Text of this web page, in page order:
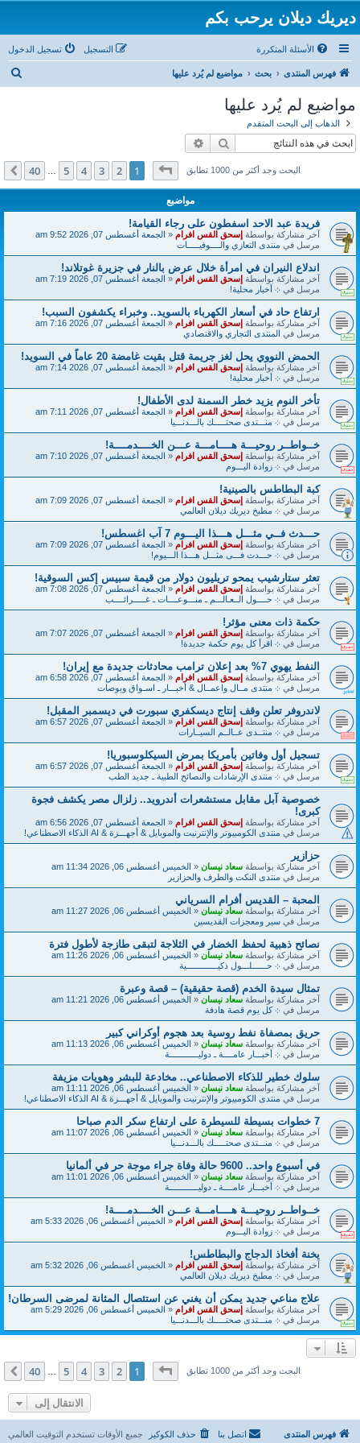
ديريك ديلان يرحب بكم
الأسئلة المتكررة تسجيل الدخول التسجيل
فهرس المنتدى بحث مواضيع لم يُرد عليها
ب
مواضيع لم يُرد عليها
الذهاب إلى البحث المتقدم
بحث
البحث وجد أكثر من 1000 تطابق صفحة1من40
1
2
3
4
5
40 التالي
مواضيع
فريدة عبد الاحد اسفطون على رجاء القيامة!
آخر مشاركة بواسطةإسحق القس افرام«الجمعة أغسطس 07, 2026 9:52 am
مرسل فيمنتدى التعازي والــــوفيـــــات
اندلاع النيران في امرأة خلال عرض بالنار في جزيرة غوتلاند!
آخر مشاركة بواسطةإسحق القس افرام«الجمعة أغسطس 07, 2026 7:19 am
مرسل في܀ أخبار محلية!
ارتفاع حاد في أسعار الكهرباء بالسويد.. وخبراء يكشفون السبب!
آخر مشاركة بواسطةإسحق القس افرام«الجمعة أغسطس 07, 2026 7:16 am
مرسل فيالمنتدى التجاري والاقتصادي
الحمض النووي يحل لغز جريمة قتل بقيت غامضة 20 عاماً في السويد!
آخر مشاركة بواسطةإسحق القس افرام«الجمعة أغسطس 07, 2026 7:14 am
مرسل في܀ أخبار محلية!
تأخر النوم يزيد خطر السمنة لدى الأطفال!
آخر مشاركة بواسطةإسحق القس افرام«الجمعة أغسطس 07, 2026 7:11 am
مرسل في܀ منـــتدى صحتـــــك بالـــدنـــيا
خــواطــر روحيـــة هــــامـــة عـــن الخــــدمــــة!
آخر مشاركة بواسطةإسحق القس افرام«الجمعة أغسطس 07, 2026 7:10 am
مرسل في܀ زوادة اليـــوم
كبة البطاطس بالصينية!
آخر مشاركة بواسطةإسحق القس افرام«الجمعة أغسطس 07, 2026 7:09 am
مرسل في܀ مطبخ ديريك ديلان العالمي
حـــدث فــي مثـــل هـــذا اليـــوم 7 آب اغسطس!
آخر مشاركة بواسطةإسحق القس افرام«الجمعة أغسطس 07, 2026 7:09 am
مرسل في܀ حـــدث فـــى مثـــل هـــذا الـــيوم!
تعثر ستارشيب يمحو تريليون دولار من قيمة سبيس إكس السوقية!
آخر مشاركة بواسطةإسحق القس افرام«الجمعة أغسطس 07, 2026 7:08 am
مرسل في܀ حــــول الــعـالـــم ـ منـــوعــــات ـ غـــــرائــــب
حكمة ذات معنى مؤثر!
آخر مشاركة بواسطةإسحق القس افرام«الجمعة أغسطس 07, 2026 7:07 am
مرسل في܀ اقرأ كل يوم حكمة جديدة!
النفط يهوي 7% بعد إعلان ترامب محادثات جديدة مع إيران!
آخر مشاركة بواسطةإسحق القس افرام«الجمعة أغسطس 07, 2026 6:58 am
مرسل في܀ منتدى مــال واعمــال & أخبـــار ـ اسـواق وبوصات
لاندروفر تعلن وقف إنتاج ديسكفري سبورت في ديسمبر المقبل!
آخر مشاركة بواسطةإسحق القس افرام«الجمعة أغسطس 07, 2026 6:57 am
مرسل في܀ منتــدى عــالــم السيــارات
تسجيل أول وفاتين بأمريكا بمرض السيكلوسبوريا!
آخر مشاركة بواسطةإسحق القس افرام«الجمعة أغسطس 07, 2026 6:57 am
مرسل في܀ منتدى الإرشادات والنصائح الطبية ـ جديد الطب
خصوصية آبل مقابل مستشعرات أندرويد.. زلزال مصر يكشف فجوة
كبرى!
آخر مشاركة بواسطةإسحق القس افرام«الجمعة أغسطس 07, 2026 6:56 am
مرسل فيمنتدى الكومبيوتر والإنترنيت والموبايل & أجهـــزة & AI الذكاء الاصطناعي!
حزازير
آخر مشاركة بواسطةسعاد نيسان«الخميس أغسطس 06, 2026 11:34 am
مرسل فيمنتدى النكت والطرف والحزازير
المحبة – القديس أفرام السرياني
آخر مشاركة بواسطةسعاد نيسان«الخميس أغسطس 06, 2026 11:27 am
مرسل فيسير ومعجزات القديسين
نصائح ذهبية لحفظ الخضار في الثلاجة لتبقى طازجة لأطول فترة
آخر مشاركة بواسطةسعاد نيسان«الخميس أغسطس 06, 2026 11:26 am
مرسل في܀ حــــــلـــول ذكيـــــــــــــية
تمثال سيدة الخدم (قصة حقيقية) – قصة وعبرة
آخر مشاركة بواسطةسعاد نيسان«الخميس أغسطس 06, 2026 11:21 am
مرسل في܀ كل يوم قصة هادفة
حريق بمصفاة نفط روسية بعد هجوم أوكراني كبير
آخر مشاركة بواسطةسعاد نيسان«الخميس أغسطس 06, 2026 11:13 am
مرسل في܀ أخبـــار عامــــة ـ دوليــــــــــــة
سلوك خطير للذكاء الاصطناعي.. مخادعة للبشر وهويات مزيفة
آخر مشاركة بواسطةسعاد نيسان«الخميس أغسطس 06, 2026 11:11 am
مرسل فيمنتدى الكومبيوتر والإنترنيت والموبايل & أجهـــزة & AI الذكاء الاصطناعي!
7 خطوات بسيطة للسيطرة على ارتفاع سكر الدم صباحا
آخر مشاركة بواسطةسعاد نيسان«الخميس أغسطس 06, 2026 11:07 am
مرسل في܀ منـــتدى صحتـــــك بالـــدنـــيا
في أسبوع واحد.. 9600 حالة وفاة جراء موجة حر في ألمانيا
آخر مشاركة بواسطةسعاد نيسان«الخميس أغسطس 06, 2026 11:01 am
مرسل في܀ أخبـــار عامــــة ـ دوليــــــــــــة
خــواطــر روحيـــة هــــامـــة عـــن الخــــدمــــة!
آخر مشاركة بواسطةإسحق القس افرام«الخميس أغسطس 06, 2026 5:33 am
مرسل في܀ زوادة اليـــوم
يخنة أفخاذ الدجاج والبطاطس!
آخر مشاركة بواسطةإسحق القس افرام«الخميس أغسطس 06, 2026 5:32 am
مرسل في܀ مطبخ ديريك ديلان العالمي
علاج مناعي جديد يمكن أن يغني عن استئصال المثانة لمرضى السرطان!
آخر مشاركة بواسطةإسحق القس افرام«الخميس أغسطس 06, 2026 5:29 am
مرسل في܀ منـــتدى صحتـــــك بالـــدنـــيا
البحث وجد أكثر من 1000 تطابق صفحة1من40
1
2
3
4
5
40 التالي
الانتقال إلى
فهرس المنتدى جميع الأوقات تستخدم التوقيت العالمي حذف الكوكيز اتصل بنا